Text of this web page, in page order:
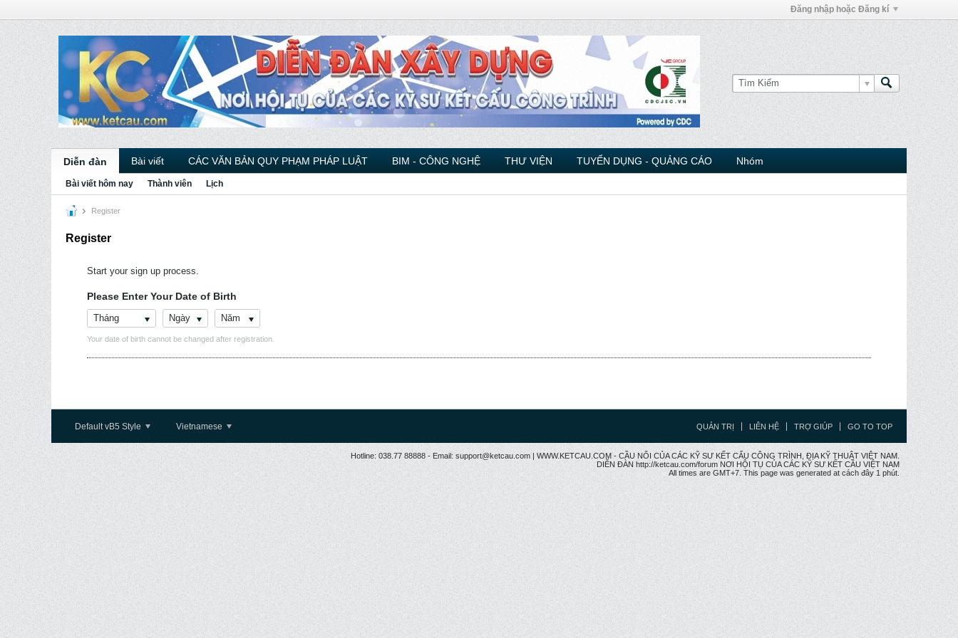
Đăng nhập hoặc Đăng kí
Diễn đàn Bài viết CÁC VĂN BẢN QUY PHẠM PHÁP LUẬT BIM - CÔNG NGHỆ THƯ VIỆN TUYỂN DỤNG - QUẢNG CÁO Nhóm
Bài viết hôm nay Thành viên Lịch
Register
Register
Start your sign up process.
Please Enter Your Date of Birth
Tháng Ngày Năm
Your date of birth cannot be changed after registration.
Default vB5 Style Vietnamese QUẢN TRỊ LIÊN HỆ TRỢ GIÚP GO TO TOP
Hotline: 038.77 88888 - Email: support@ketcau.com | WWW.KETCAU.COM - CẦU NỐI CỦA CÁC KỸ SƯ KẾT CẤU CÔNG TRÌNH, ĐỊA KỸ THUẬT VIỆT NAM.
DIỄN ĐÀN http://ketcau.com/forum NƠI HỘI TỤ CỦA CÁC KỸ SƯ KẾT CÂU VIỆT NAM
All times are GMT+7. This page was generated at cách đây 1 phút.